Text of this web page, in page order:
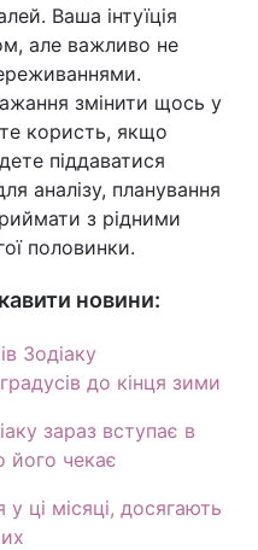
Ваша інтуїція
але важливо не
змінити щось у
користь, якщо
піддаватися
аналізу, планування
з рідними
половинки.
новини:
Зодіаку
до кінця зими
зараз вступає в
його чекає
ці місяці, досягають